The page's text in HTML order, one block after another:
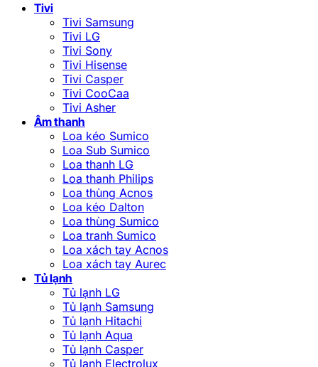
Tivi
Tivi Samsung
Tivi LG
Tivi Sony
Tivi Hisense
Tivi Casper
Tivi CooCaa
Tivi Asher
Âm thanh
Loa kéo Sumico
Loa Sub Sumico
Loa thanh LG
Loa thanh Philips
Loa thùng Acnos
Loa kéo Dalton
Loa thùng Sumico
Loa tranh Sumico
Loa xách tay Acnos
Loa xách tay Aurec
Tủ lạnh
Tủ lạnh LG
Tủ lạnh Samsung
Tủ lạnh Hitachi
Tủ lạnh Aqua
Tủ lạnh Casper
Tủ lạnh Electrolux